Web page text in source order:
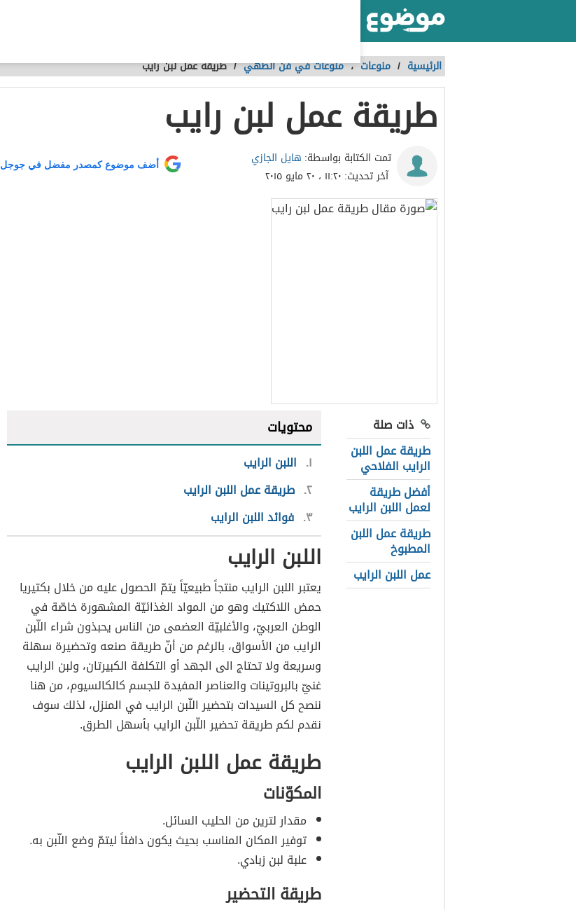
الرئيسية / منوعات ،منوعات في فن الطهي /طريقة عمل لبن رايب
طريقة عمل لبن رايب
تمت الكتابة بواسطة: هايل الجازي
آخر تحديث: ١١:٢٠ ، ٢٠ مايو ٢٠١٥
أضف موضوع كمصدر مفضل في جوجل
ذات صلة
طريقة عمل اللبن
الرايب الفلاحي
أفضل طريقة
لعمل اللبن الرايب
طريقة عمل اللبن
المطبوخ
عمل اللبن الرايب
محتويات
١ اللبن الرايب
٢ طريقة عمل اللبن الرايب
٣ فوائد اللبن الرايب
اللبن الرايب
يعتبر اللبن الرايب منتجاً طبيعيّاً يتمّ الحصول عليه من خلال بكتيريا
حمض اللاكتيك وهو من المواد الغذائيّة المشهورة خاصّة في
الوطن العربيّ، والأغلبيّة العضمى من الناس يحبذون شراء اللّبن
الرايب من الأسواق، بالرغم من أنّ طريقة صنعه وتحضيرة سهلة
وسريعة ولا تحتاج الى الجهد أو التكلفة الكبيرتان، ولبن الرايب
غنيّ بالبروتينات والعناصر المفيدة للجسم كالكالسيوم، من هنا
ننصح كل السيدات بتحضير اللّبن الرايب في المنزل، لذلك سوف
نقدم لكم طريقة تحضير اللّبن الرايب بأسهل الطرق.
طريقة عمل اللبن الرايب
المكوّنات
مقدار لترين من الحليب السائل.
توفير المكان المناسب بحيث يكون دافئاً ليتمّ وضع اللّبن به.
علبة لبن زبادي.
طريقة التحضير